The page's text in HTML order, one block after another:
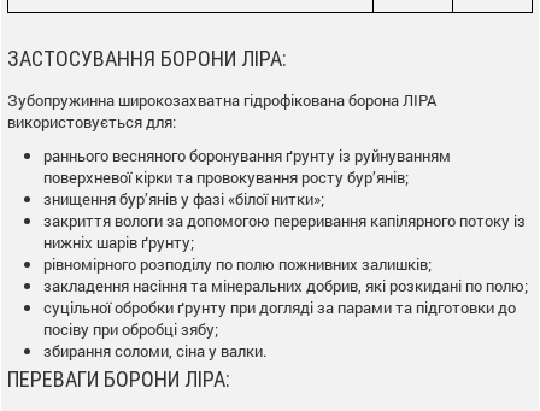
ЗАСТОСУВАННЯ БОРОНИ ЛІРА:
Зубопружинна широкозахватна гідрофікована борона ЛІРА
використовується для:
раннього весняного боронування ґрунту із руйнуванням
поверхневої кірки та провокування росту бур’янів;
знищення бур’янів у фазі «білої нитки»;
закриття вологи за допомогою переривання капілярного потоку із
нижніх шарів ґрунту;
рівномірного розподілу по полю пожнивних залишків;
закладення насіння та мінеральних добрив, які розкидані по полю;
суцільної обробки ґрунту при догляді за парами та підготовки до
посіву при обробці зябу;
збирання соломи, сіна у валки.
ПЕРЕВАГИ БОРОНИ ЛІРА: